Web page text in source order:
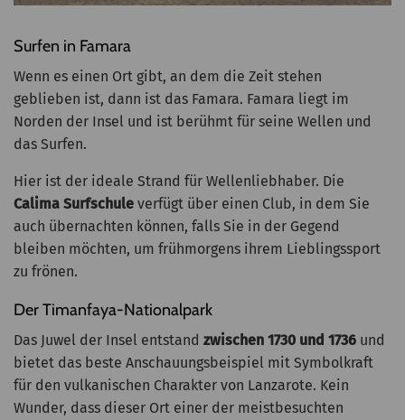
Surfen in Famara
Wenn es einen Ort gibt, an dem die Zeit stehen
geblieben ist, dann ist das Famara. Famara liegt im
Norden der Insel und ist berühmt für seine Wellen und
das Surfen.
Hier ist der ideale Strand für Wellenliebhaber. Die
Calima Surfschule verfügt über einen Club, in dem Sie
auch übernachten können, falls Sie in der Gegend
bleiben möchten, um frühmorgens ihrem Lieblingssport
zu frönen.
Der Timanfaya-Nationalpark
Das Juwel der Insel entstand zwischen 1730 und 1736 und
bietet das beste Anschauungsbeispiel mit Symbolkraft
für den vulkanischen Charakter von Lanzarote. Kein
Wunder, dass dieser Ort einer der meistbesuchten